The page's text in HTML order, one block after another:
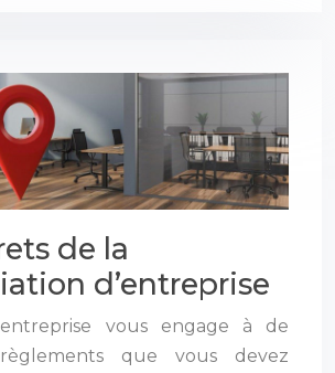
de la
d’entreprise
vous engage à de
que vous devez